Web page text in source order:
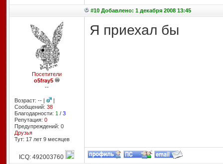
#10 Добавлено: 1 декабря 2008 13:45
Посетители
o5fray5
--
Возраст: -- |
|
Сообщений: 38
Благодарности: 1 / 3
Репутация: 0
Предупреждений: 0
Друзья
Тут: 17 лет 9 месяцев
Я приехал бы
ICQ: 492003760